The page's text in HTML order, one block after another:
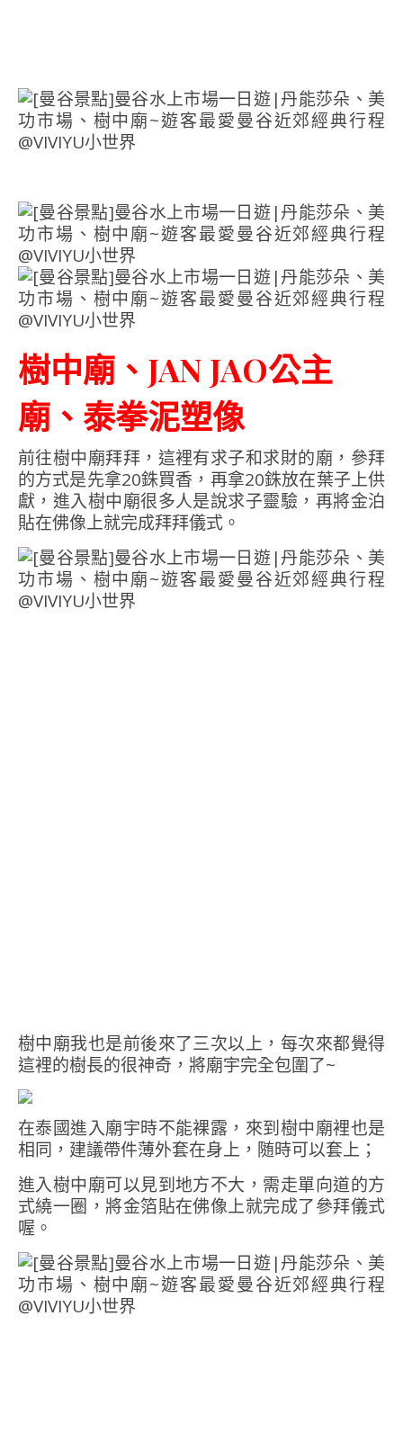
樹中廟、JAN JAO公主
廟、泰拳泥塑像
前往樹中廟拜拜，這裡有求子和求財的廟，參拜
的方式是先拿20銖買香，再拿20銖放在葉子上供
獻，進入樹中廟很多人是說求子靈驗，再將金泊
貼在佛像上就完成拜拜儀式。
樹中廟我也是前後來了三次以上，每次來都覺得
這裡的樹長的很神奇，將廟宇完全包圍了~
在泰國進入廟宇時不能裸露，來到樹中廟裡也是
相同，建議帶件薄外套在身上，随時可以套上；
進入樹中廟可以見到地方不大，需走單向道的方
式繞一圈，將金箔貼在佛像上就完成了參拜儀式
喔。